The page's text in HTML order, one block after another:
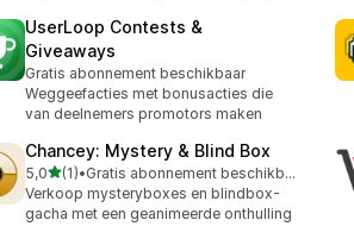
UserLoop Contests &
Giveaways
Gratis abonnement beschikbaar
Weggeefacties met bonusacties die
van deelnemers promotors maken
Chancey: Mystery & Blind Box
5,0van 5 sterren
(1)
1 recensies in totaal
•
Gratis abonnement beschikbaar
Verkoop mysteryboxes en blindbox-
gacha met een geanimeerde onthulling